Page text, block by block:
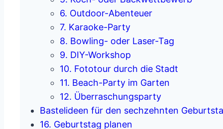
6. Outdoor-Abenteuer
7. Karaoke-Party
8. Bowling- oder Laser-Tag
9. DIY-Workshop
10. Fototour durch die Stadt
11. Beach-Party im Garten
12. Überraschungsparty
Bastelideen für den sechzehnten
16. Geburtstag planen